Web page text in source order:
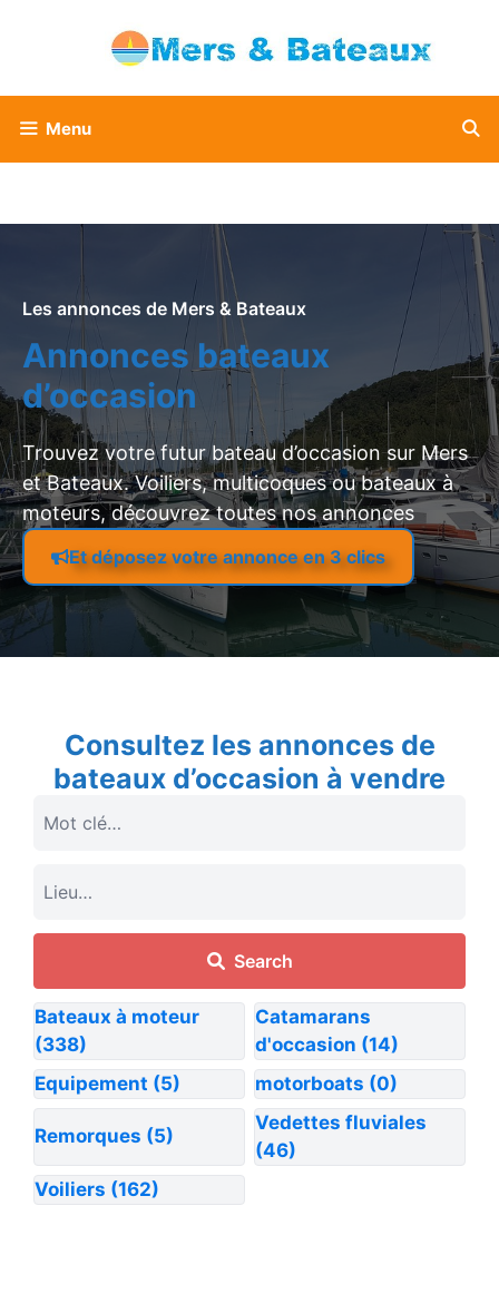
Menu
Les annonces de Mers & Bateaux
Annonces bateaux
d’occasion
Trouvez votre futur bateau d’occasion sur Mers
et Bateaux. Voiliers, multicoques ou bateaux à
moteurs, découvrez toutes nos annonces
Et déposez votre annonce en 3 clics
Consultez les annonces de
bateaux d’occasion à vendre
Search
Bateaux à moteur
(338)
Catamarans
d'occasion (14)
Equipement (5) motorboats (0)
Remorques (5)
Vedettes fluviales
(46)
Voiliers (162)